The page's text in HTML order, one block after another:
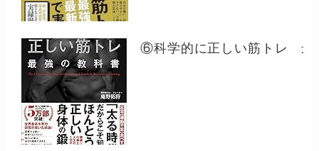
⑥科学的に正しい筋トレ 最